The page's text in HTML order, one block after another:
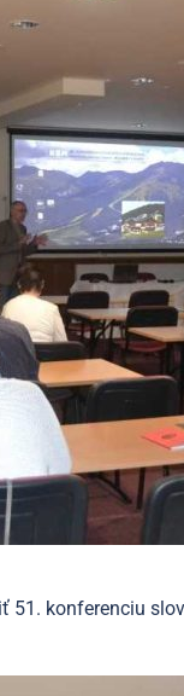
51. konferenciu